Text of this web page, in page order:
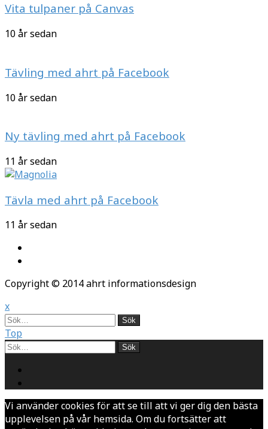
Vita tulpaner på Canvas
10 år sedan
Tävling med ahrt på Facebook
10 år sedan
Ny tävling med ahrt på Facebook
11 år sedan
Tävla med ahrt på Facebook
11 år sedan
Copyright © 2014 ahrt informationsdesign
x
Sök
Top
Sök
Vi använder cookies för att se till att vi ger dig den bästa
upplevelsen på vår hemsida. Om du fortsätter att